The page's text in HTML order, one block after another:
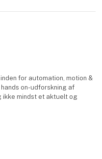
for automation, motion &
on-udforskning af
ikke mindst et aktuelt og